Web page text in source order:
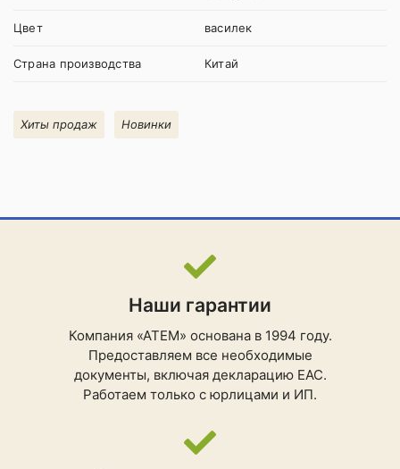
Цвет василек
Страна производства Китай
Хиты продаж Новинки
Наши гарантии
Компания «АТЕМ» основана в 1994 году.
Предоставляем все необходимые
документы, включая декларацию ЕАС.
Работаем только с юрлицами и ИП.